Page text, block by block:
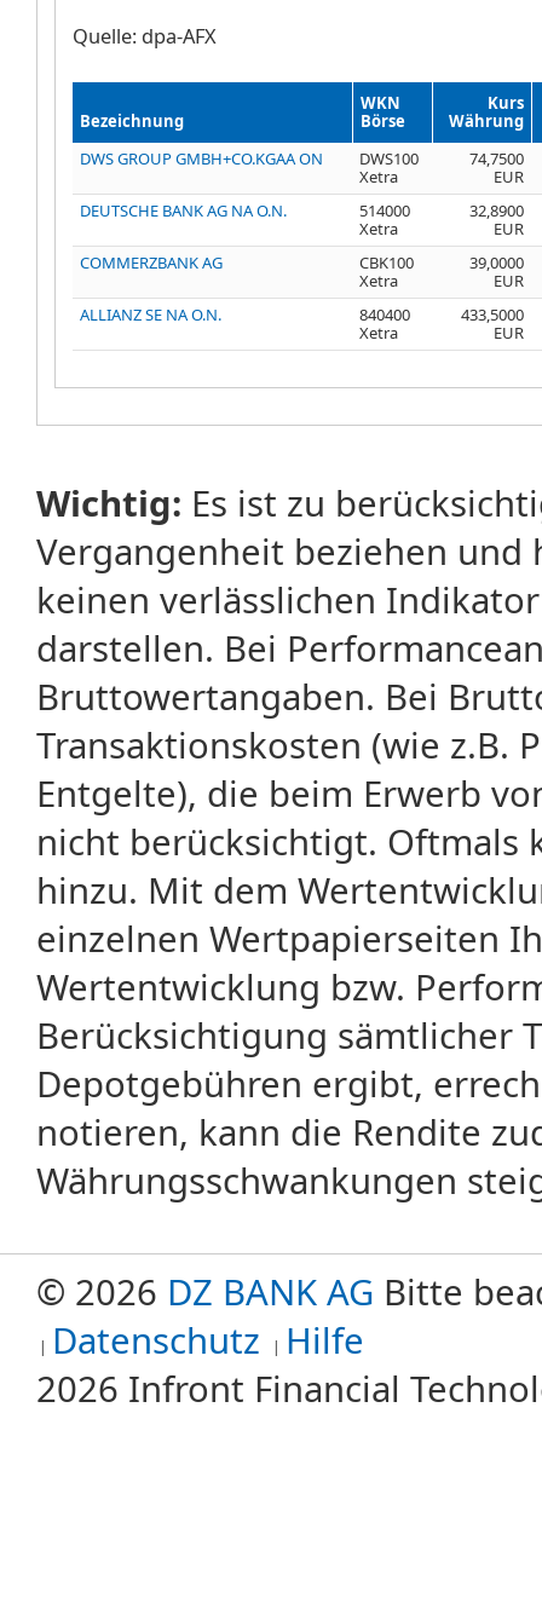
Quelle: dpa-AFX
Bezeichnung
WKN
Börse
Kurs
Währung
DWS GROUP GMBH+CO.KGAA ON
DWS100
Xetra
74,7500
EUR
DEUTSCHE BANK AG NA O.N.
514000
Xetra
32,8900
EUR
COMMERZBANK AG
CBK100
Xetra
39,0000
EUR
ALLIANZ SE NA O.N.
840400
Xetra
433,5000
EUR
Wichtig: Es ist zu
Vergangenheit beziehen
keinen verlässlichen
darstellen. Bei
Bruttowertangaben. Bei
Transaktionskosten (wie z.B.
Entgelte), die beim Erwerb
nicht berücksichtigt. Oftmals
hinzu. Mit dem
einzelnen Wertpapierseiten
Wertentwicklung bzw.
Berücksichtigung sämtlicher
Depotgebühren ergibt,
notieren, kann die Rendite
Währungsschwankungen
© 2026 DZ BANK AG Bitte
Datenschutz Hilfe
2026 Infront Financial